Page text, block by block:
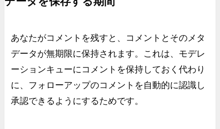
あなたがコメントを残すと、コメントとそのメタ
データが無期限に保持されます。これは、モデレ
ーションキューにコメントを保持しておく代わり
に、フォローアップのコメントを自動的に認識し
承認できるようにするためです。